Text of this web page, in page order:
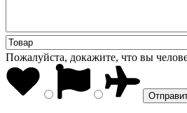
Пожалуйста, докажите, что вы